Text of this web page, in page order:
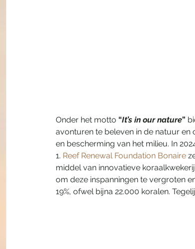
Onder het motto “It’s in our nature”
avonturen te beleven in de natuur
en bescherming van het milieu. In
1. Reef Renewal Foundation Bonaire
middel van innovatieve
om deze inspanningen te vergroten
19%, ofwel bijna 22.000 koralen.